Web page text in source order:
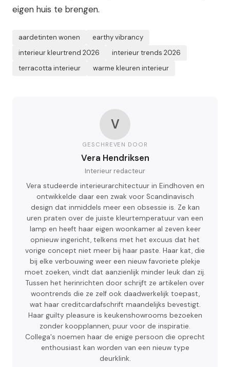
eigen huis te brengen.
aardetinten wonen
earthy vibrancy
interieur kleurtrend 2026
interieur trends 2026
terracotta interieur
warme kleuren interieur
V
GESCHREVEN DOOR
Vera Hendriksen
Interieur redacteur
Vera studeerde interieurarchitectuur in Eindhoven en
ontwikkelde daar een zwak voor Scandinavisch
design dat inmiddels meer een obsessie is. Ze kan
uren praten over de juiste kleurtemperatuur van een
lamp en heeft haar eigen woonkamer al zeven keer
opnieuw ingericht, telkens met het excuus dat het
vorige concept niet meer bij haar paste. Haar kat, die
bij elke verbouwing weer een nieuw favoriete plekje
moet zoeken, vindt dat aanzienlijk minder leuk dan zij.
Tussen het herinrichten door schrijft ze artikelen over
woontrends die ze zelf ook daadwerkelijk toepast,
wat haar creditcardafschrift maandelijks bevestigt.
Haar guilty pleasure is keukenshowrooms bezoeken
zonder koopplannen, puur voor de inspiratie.
Collega's noemen haar de enige persoon die oprecht
enthousiast kan worden van een nieuw type
deurklink.